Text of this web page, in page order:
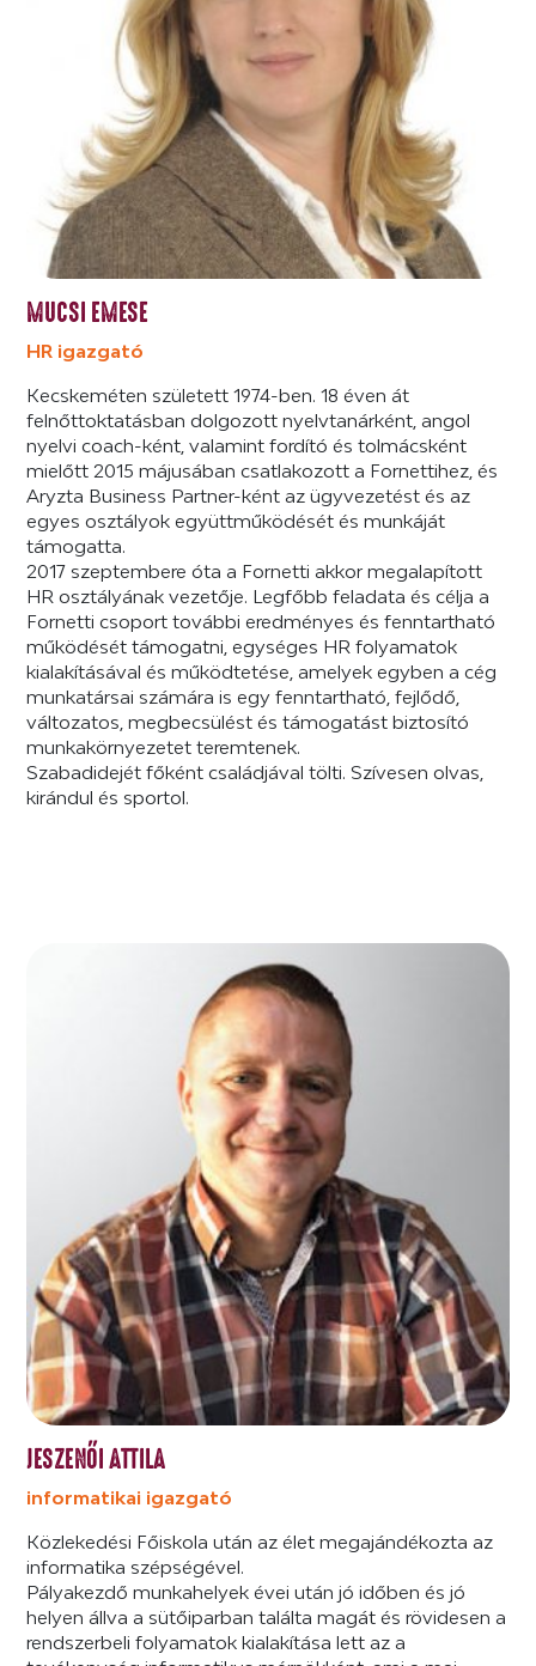
MUCSI EMESE
HR igazgató
Kecskeméten született 1974-ben. 18 éven át
felnőttoktatásban dolgozott nyelvtanárként, angol
nyelvi coach-ként, valamint fordító és tolmácsként
mielőtt 2015 májusában csatlakozott a Fornettihez, és
Aryzta Business Partner-ként az ügyvezetést és az
egyes osztályok együttműködését és munkáját
támogatta.
2017 szeptembere óta a Fornetti akkor megalapított
HR osztályának vezetője. Legfőbb feladata és célja a
Fornetti csoport további eredményes és fenntartható
működését támogatni, egységes HR folyamatok
kialakításával és működtetése, amelyek egyben a cég
munkatársai számára is egy fenntartható, fejlődő,
változatos, megbecsülést és támogatást biztosító
munkakörnyezetet teremtenek.
Szabadidejét főként családjával tölti. Szívesen olvas,
kirándul és sportol.
JESZENŐI ATTILA
informatikai igazgató
Közlekedési Főiskola után az élet megajándékozta az
informatika szépségével.
Pályakezdő munkahelyek évei után jó időben és jó
helyen állva a sütőiparban találta magát és rövidesen a
rendszerbeli folyamatok kialakítása lett az a